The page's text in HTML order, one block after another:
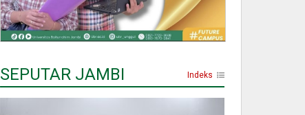
SEPUTAR JAMBI Indeks